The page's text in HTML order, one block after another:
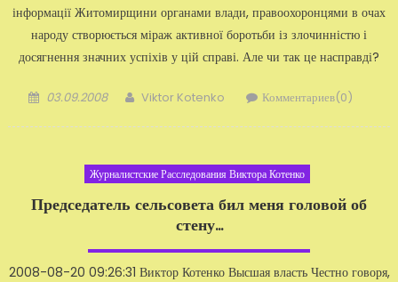
інформації Житомирщини органами вла­ди, правоохоронцями в очах
народу створюється міраж активної бороть­би із злочинністю і
досягнення значних успіхів у цій справі. Але чи так це насправді?
Добавлено
03.09.2008 Автор
Viktor Kotenko Комментариев(0)
Журналистские Расследования Виктора Котенко
Председатель сельсовета бил меня головой об
стену...
2008-08-20 09:26:31 Виктор Котенко Высшая власть Честно говоря,